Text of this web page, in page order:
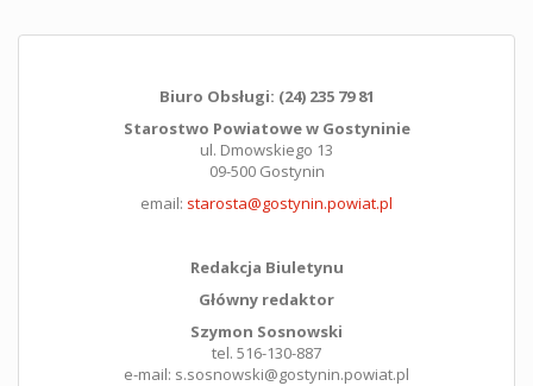
Biuro Obsługi: (24) 235 79 81
Starostwo Powiatowe w Gostyninie
ul. Dmowskiego 13
09-500 Gostynin
email: starosta@gostynin.powiat.pl
Redakcja Biuletynu
Główny redaktor
Szymon Sosnowski
tel. 516-130-887
e-mail: s.sosnowski@gostynin.powiat.pl